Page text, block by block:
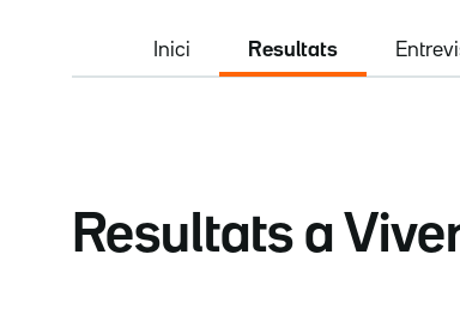
Inici Resultats
Resultats a